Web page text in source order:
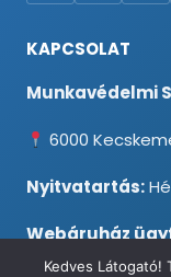
KAPCSOLAT
Munkavédelmi
6000
Nyitvatartás:
Webáruház
Kedves Látogató!